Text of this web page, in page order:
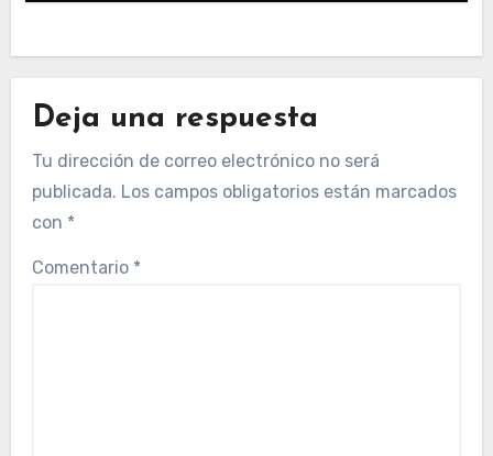
Deja una respuesta
Tu dirección de correo electrónico no será
publicada. Los campos obligatorios están marcados
con *
Comentario *